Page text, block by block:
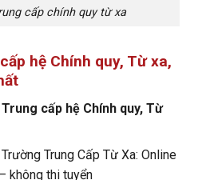
cấp chính quy từ xa
hệ Chính quy, Từ xa,
cấp hệ Chính quy, Từ
Trường Trung Cấp Từ Xa: Online
không thi tuyển